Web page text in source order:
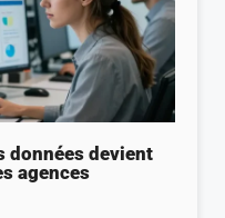
données devient
agences